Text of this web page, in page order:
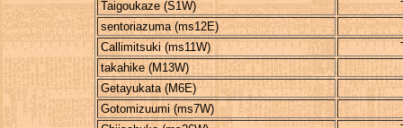
Taigoukaze (S1W)
sentoriazuma (ms12E)
Callimitsuki (ms11W)
takahike (M13W)
Getayukata (M6E)
Gotomizuumi (ms7W)